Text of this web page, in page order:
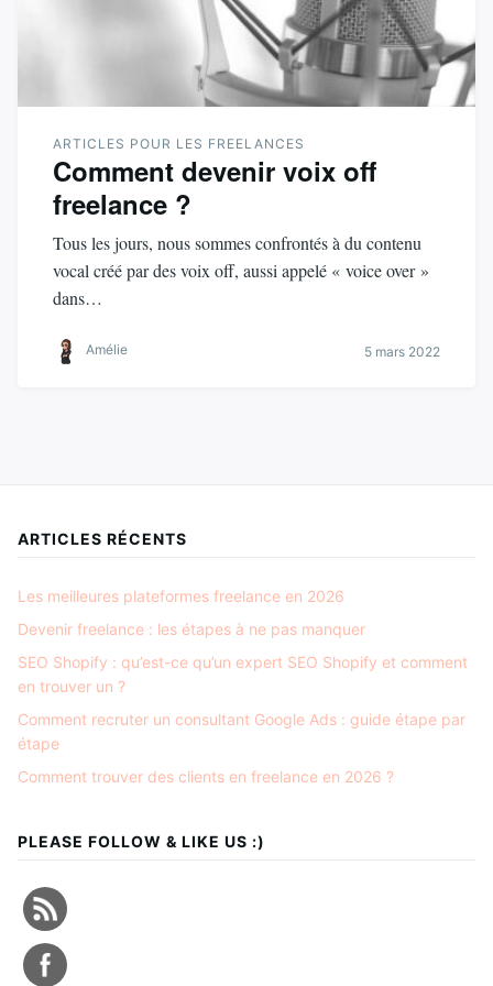
ARTICLES POUR LES FREELANCES
Comment devenir voix off
freelance ?
Tous les jours, nous sommes confrontés à du contenu
vocal créé par des voix off, aussi appelé « voice over »
dans…
Amélie 5 mars 2022
ARTICLES RÉCENTS
Les meilleures plateformes freelance en 2026
Devenir freelance : les étapes à ne pas manquer
SEO Shopify : qu’est-ce qu’un expert SEO Shopify et comment
en trouver un ?
Comment recruter un consultant Google Ads : guide étape par
étape
Comment trouver des clients en freelance en 2026 ?
PLEASE FOLLOW & LIKE US :)